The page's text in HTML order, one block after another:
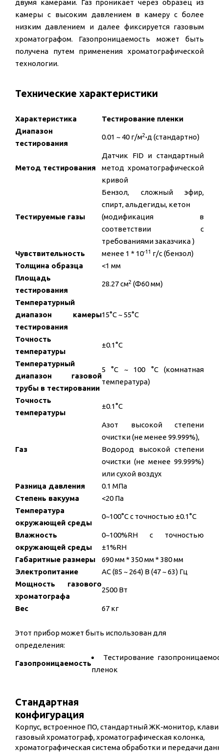
двумя камерами. Газ проникает через образец из
камеры с высоким давлением в камеру с более
низким давлением и далее фиксируется газовым
хроматографом. Газопроницаемость может быть
получена путем применения хроматографической
технологии.
Технические характеристики
Характеристика
Тестирование пленки
Диапазон
тестирования
0.01 ~ 40 г/м2·д (стандартно)
Метод тестирования
Датчик FID и стандартный
метод хроматографической
кривой
Тестируемые газы
Бензол, сложный эфир,
спирт, альдегиды, кетон
(модификация в
соответствии с
требованиями заказчика )
Чувствительность
менее 1 * 10-11 г/с (бензол)
Толщина образца
<1 мм
Площадь
тестирования
28.27 см2 (Φ60 мм)
Температурный
диапазон камеры
тестирования
15°C ~ 55°C
Точность
температуры
±0.1°C
Температурный
диапазон газовой
трубы в тестировании
5 °C ~ 100 °C (комнатная
температура)
Точность
температуры
±0.1°C
Газ
Азот высокой степени
очистки (не менее 99.999%),
Водород высокой степени
очистки (не менее 99.999%)
или сухой воздух
Разница давления
0.1 МПа
Степень вакуума
<20 Па
Температура
окружающей среды
0~100°C с точностью ±0.1°C
Влажность
окружающей среды
0~100%RH с точностью
±1%RH
Габаритные размеры
690 мм * 350 мм * 380 мм
Электропитание
AC (85 ~ 264) В (47 ~ 63) Гц
Мощность газового
хроматографа
2500 Вт
Вес 67 кг
Этот прибор может быть использован для
определения:
Газопроницаемость
Тестирование
пленок
Стандартная
конфигурация
Корпус, встроенное ПО, стандартный ЖК-монитор,
газовый хроматограф, хроматографическая колонка,
хроматографическая система обработки и передачи